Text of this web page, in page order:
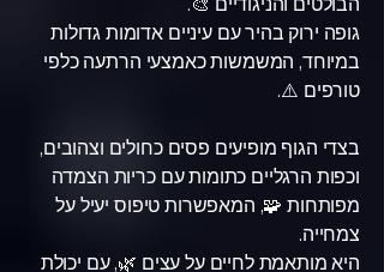
גופה ירוק בהיר עם עיניים אדומות גדולות
במיוחד, המשמשות כאמצעי הרתעה כלפי
טורפים ⚠️.
בצדי הגוף מופיעים פסים כחולים וצהובים,
וכפות הרגליים כתומות עם כריות הצמדה
מפותחות 🧩, המאפשרות טיפוס יעיל על
צמחייה.
היא מותאמת לחיים על עצים 🌿, עם יכולת